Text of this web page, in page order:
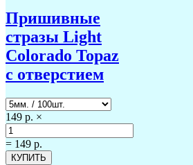
Пришивные
стразы Light
Colorado Topaz
с отверстием
149 р. ×
= 149 р.